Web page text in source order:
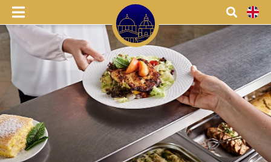
Menü Kereső
EN